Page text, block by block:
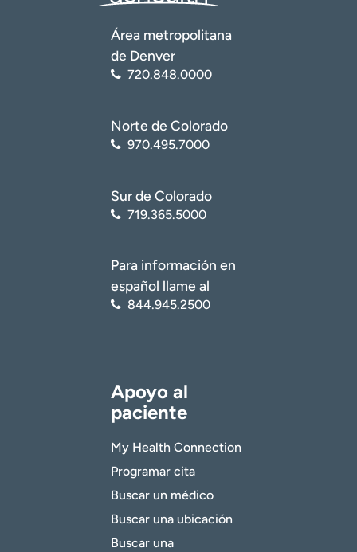
Área metropolitana
de Denver
720.848.0000
Norte de Colorado
970.495.7000
Sur de Colorado
719.365.5000
Para información en
español llame al
844.945.2500
Apoyo al
paciente
My Health Connection
Programar cita
Buscar un médico
Buscar una ubicación
Buscar una